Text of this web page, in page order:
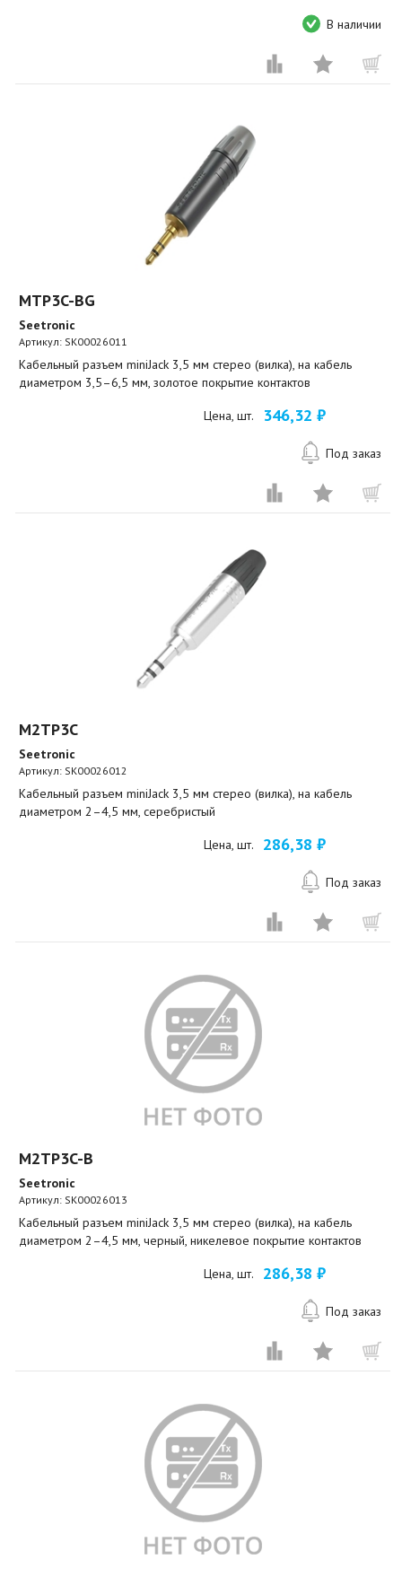
В наличии
MTP3C-BG
Seetronic
Артикул: SK00026011
Кабельный разъем miniJack 3,5 мм стерео (вилка), на кабель
диаметром 3,5–6,5 мм, золотое покрытие контактов
Цена, шт. 346,32 ₽
Под заказ
M2TP3C
Seetronic
Артикул: SK00026012
Кабельный разъем miniJack 3,5 мм стерео (вилка), на кабель
диаметром 2–4,5 мм, серебристый
Цена, шт. 286,38 ₽
Под заказ
M2TP3C-B
Seetronic
Артикул: SK00026013
Кабельный разъем miniJack 3,5 мм стерео (вилка), на кабель
диаметром 2–4,5 мм, черный, никелевое покрытие контактов
Цена, шт. 286,38 ₽
Под заказ